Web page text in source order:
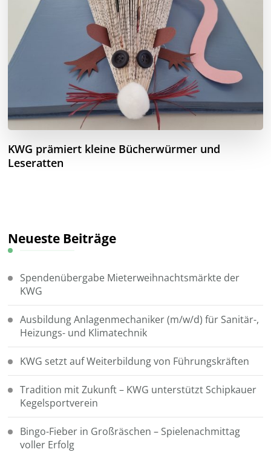
KWG prämiert kleine Bücherwürmer und
Leseratten
Neueste Beiträge
Spendenübergabe Mieterweihnachtsmärkte der
KWG
Ausbildung Anlagenmechaniker (m/w/d) für Sanitär-,
Heizungs- und Klimatechnik
KWG setzt auf Weiterbildung von Führungskräften
Tradition mit Zukunft – KWG unterstützt Schipkauer
Kegelsportverein
Bingo-Fieber in Großräschen – Spielenachmittag
voller Erfolg